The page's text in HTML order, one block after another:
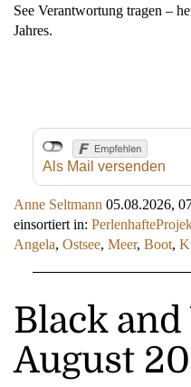
See Verantwortung tragen –
Jahres.
Als Mail versenden
Anne Seltmann 05.08.2026,
einsortiert in:
Angela, Ostsee, Meer, Boot,
Black
August